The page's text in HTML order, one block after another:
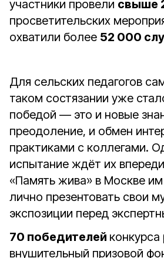
участники провели свыше
просветительских
охватили более 52 000
Для сельских педагогов
таком состязании уже
победой — это и новые
преодоление, и обмен
практиками с коллегами.
испытание ждёт их
«Память жива» в Москве
лично презентовать свои
экспозиции перед
70 победителей конкурса
внушительный призовой